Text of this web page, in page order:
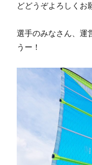
どどうぞよろしくお
選手のみなさん、運
うー！